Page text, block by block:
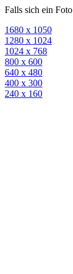
Falls sich ein
1680 x 1050
1280 x 1024
1024 x 768
800 x 600
640 x 480
400 x 300
240 x 160